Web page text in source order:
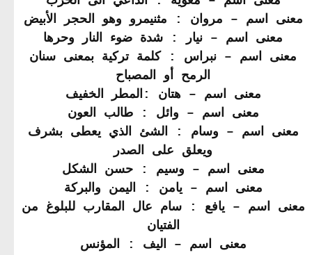
معنى اسم – مروان : مثنيمرو وهو الحجر الأبيض
معنى اسم – نيار : شدة ضوء النار وحرها
معنى اسم – نبراس : كلمة تركية بمعنى سنان
الرمح أو المصباح
معنى اسم – هتان :المطر الخفيف
معنى اسم – وائل : طالب العون
معنى اسم – وسام : الشئ الذي يعطى بشرف
ويعلق على الصدر
معنى اسم – وسيم : حسن الشكل
معنى اسم – يامن : اليمن والبركة
معنى اسم – يافع : سام عال المقارب للبلوغ من
الفتيان
معنى اسم – اليف : المؤنس